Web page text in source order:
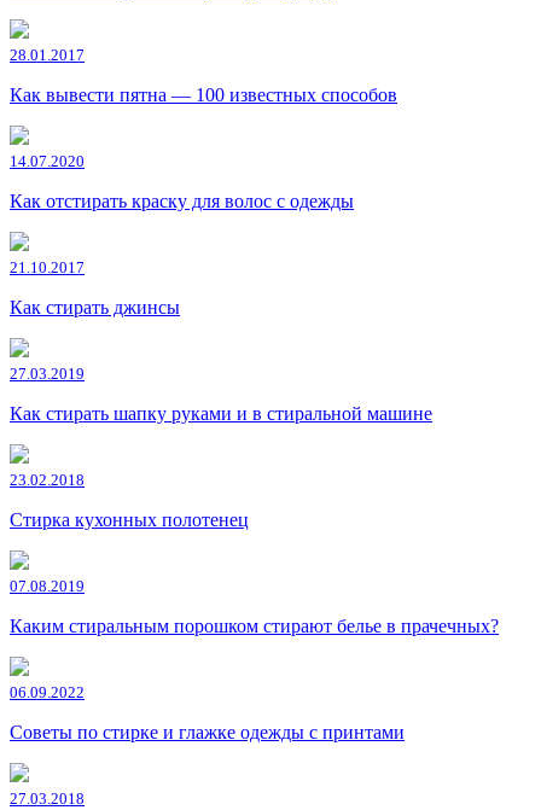
28.01.2017
Как вывести пятна — 100 известных способов
14.07.2020
Как отстирать краску для волос с одежды
21.10.2017
Как стирать джинсы
27.03.2019
Как стирать шапку руками и в стиральной машине
23.02.2018
Стирка кухонных полотенец
07.08.2019
Каким стиральным порошком стирают белье в прачечных?
06.09.2022
Советы по стирке и глажке одежды с принтами
27.03.2018